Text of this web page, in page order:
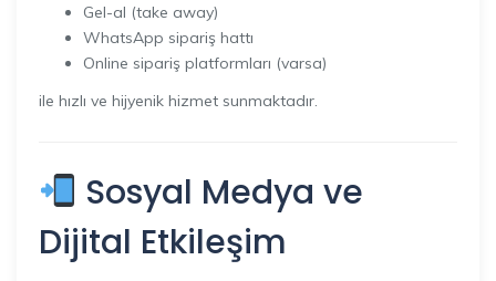
Gel-al (take away)
WhatsApp sipariş hattı
Online sipariş platformları (varsa)
ile hızlı ve hijyenik hizmet sunmaktadır.
Sosyal Medya ve
Dijital Etkileşim